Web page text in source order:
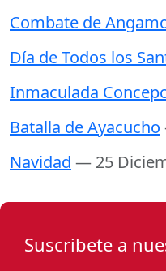
Combate de
Día de Todos los
Inmaculada
Batalla de Ayacucho
Navidad — 25
Suscribete a